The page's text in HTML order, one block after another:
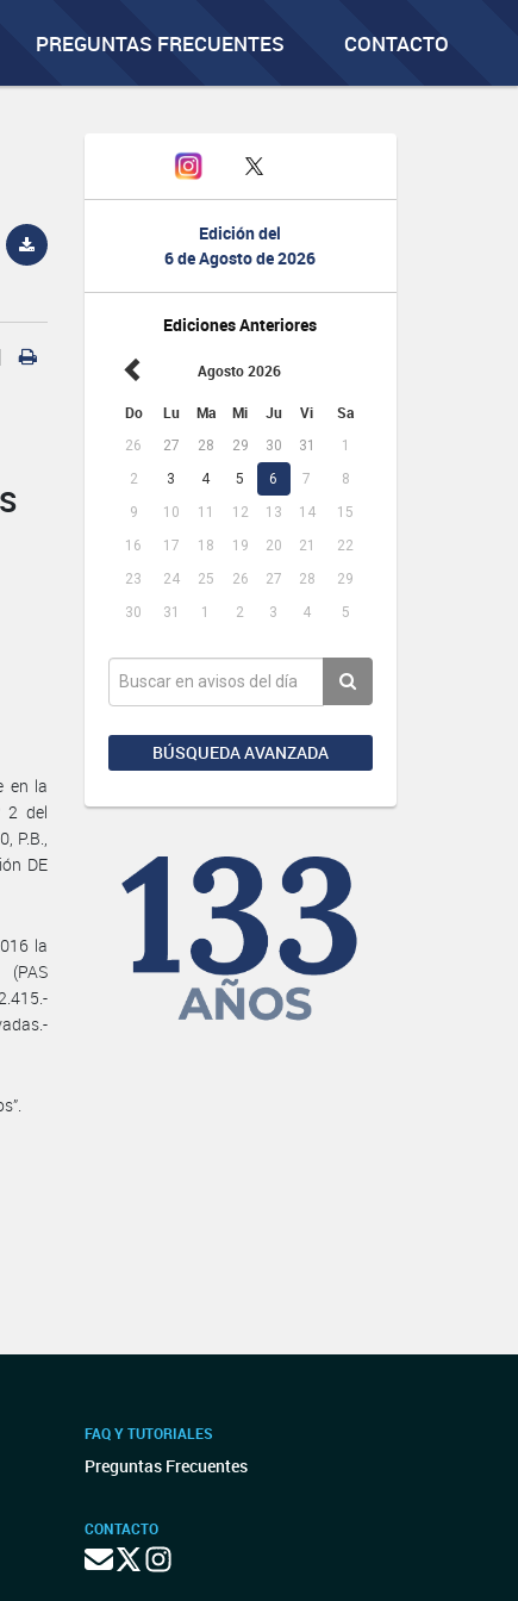
PREGUNTAS FRECUENTES CONTACTO
Edición del
6 de Agosto de 2026
Ediciones Anteriores
Agosto 2026
Do Lu Ma Mi Ju Vi Sa
26 27 28 29 30 31
1
2
3 4 5 6 7
8
9
10 11 12 13 14
15
16
17 18 19 20 21
22
23
24 25 26 27 28
29
30
31 1 2 3 4 5
BÚSQUEDA AVANZADA
en la
2 del
P.B.,
DE
la
FAQ Y TUTORIALES
Preguntas Frecuentes
CONTACTO